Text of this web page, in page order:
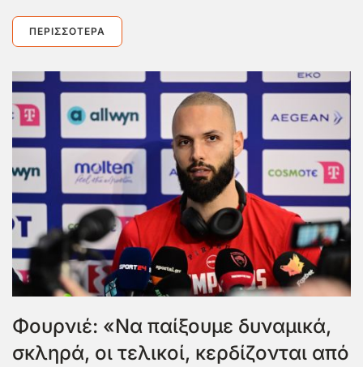
ΠΕΡΙΣΣΌΤΕΡΑ
Φουρνιέ: «Να παίξουμε δυναμικά,
σκληρά, οι τελικοί, κερδίζονται από